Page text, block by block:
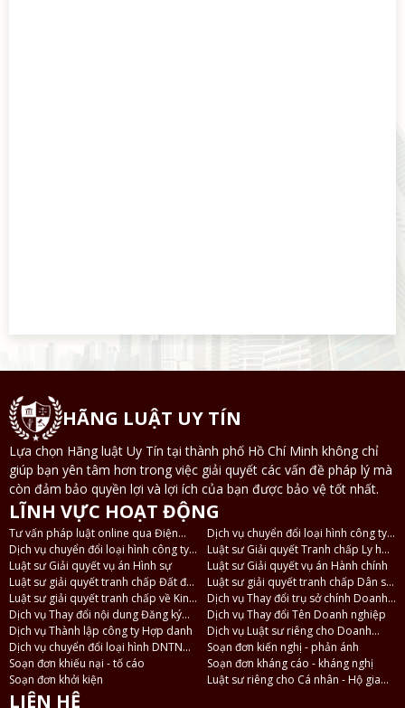
HÃNG LUẬT UY TÍN
Lựa chọn Hãng luật Uy Tín tại thành phố Hồ Chí Minh không chỉ
giúp bạn yên tâm hơn trong việc giải quyết các vấn đề pháp lý mà
còn đảm bảo quyền lợi và lợi ích của bạn được bảo vệ tốt nhất.
LĨNH VỰC HOẠT ĐỘNG
Tư vấn pháp luật online qua Điện
thoại, Zalo
Dịch vụ chuyển đổi loại hình công ty
TNHH 2 thành viên thành công ty
TNHH 1 thành viên
Dịch vụ chuyển đổi loại hình công ty
TNHH thành công ty Cổ phần và
ngược lại
Luật sư Giải quyết Tranh chấp Ly hôn
và Tài sản
Luật sư Giải quyết vụ án Hình sự
Luật sư Giải quyết vụ án Hành chính
Luật sư giải quyết tranh chấp Đất đai
- Nhà ở
Luật sư giải quyết tranh chấp Dân sự
- Thừa kế
Luật sư giải quyết tranh chấp về Kinh
tế
Dịch vụ Thay đổi trụ sở chính Doanh
nghiệp
Dịch vụ Thay đổi nội dung Đăng ký
Doanh nghiệp
Dịch vụ Thay đổi Tên Doanh nghiệp
Dịch vụ Thành lập công ty Hợp danh
Dịch vụ Luật sư riêng cho Doanh
nghiệp
Dịch vụ chuyển đổi loại hình DNTN
thành Công ty TNHH
Soạn đơn kiến nghị - phản ánh
Soạn đơn khiếu nại - tố cáo
Soạn đơn kháng cáo - kháng nghị
Soạn đơn khởi kiện
Luật sư riêng cho Cá nhân - Hộ gia
LIÊN HỆ